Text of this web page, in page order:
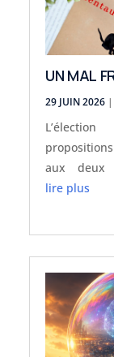
UN MAL
29 JUIN 2026|
aux deux
française :
lire plus